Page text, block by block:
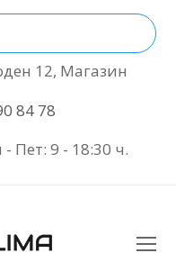
12, Магазин
84 78
Пет: 9 - 18:30 ч.